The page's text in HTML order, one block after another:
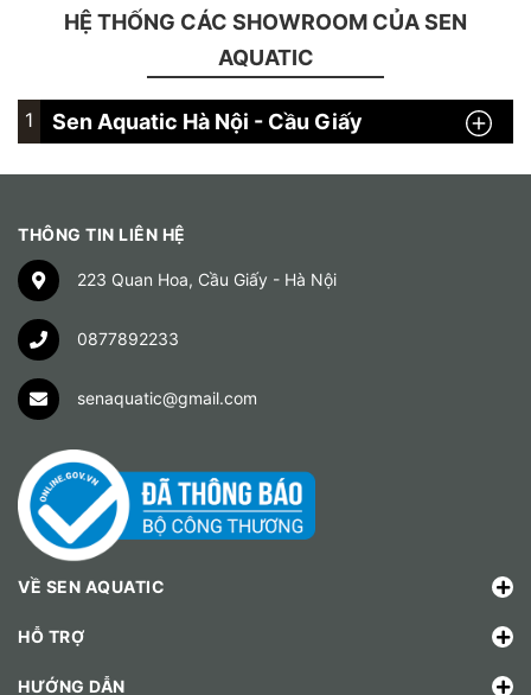
HỆ THỐNG CÁC SHOWROOM CỦA SEN
AQUATIC
1 Sen Aquatic Hà Nội - Cầu Giấy
THÔNG TIN LIÊN HỆ
223 Quan Hoa, Cầu Giấy - Hà Nội
0877892233
senaquatic@gmail.com
VỀ SEN AQUATIC
HỖ TRỢ
HƯỚNG DẪN